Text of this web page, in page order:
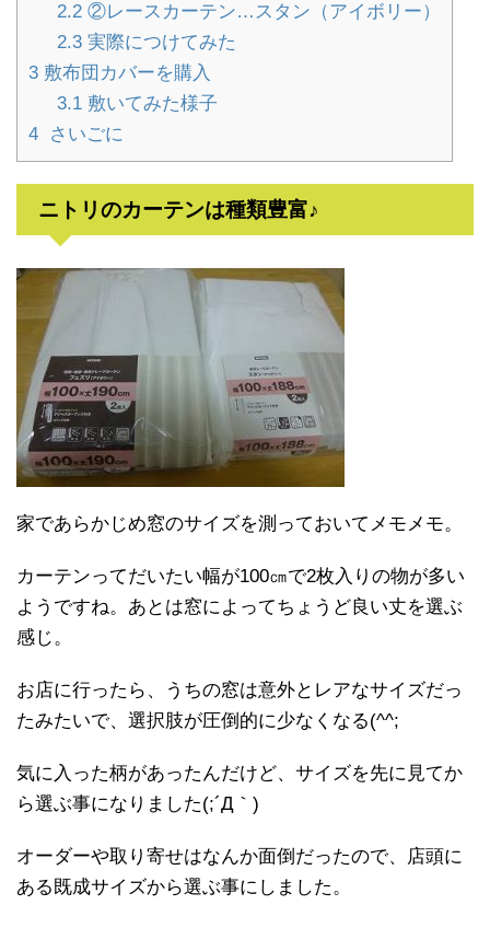
2.2②レースカーテン…スタン（アイボリー）
2.3実際につけてみた
3 敷布団カバーを購入
3.1敷いてみた様子
4 さいごに
ニトリのカーテンは種類豊富♪
家であらかじめ窓のサイズを測っておいてメモメモ。
カーテンってだいたい幅が100㎝で2枚入りの物が多い
ようですね。あとは窓によってちょうど良い丈を選ぶ
感じ。
お店に行ったら、うちの窓は意外とレアなサイズだっ
たみたいで、選択肢が圧倒的に少なくなる(^^;
気に入った柄があったんだけど、サイズを先に見てか
ら選ぶ事になりました(;´Д｀)
オーダーや取り寄せはなんか面倒だったので、店頭に
ある既成サイズから選ぶ事にしました。